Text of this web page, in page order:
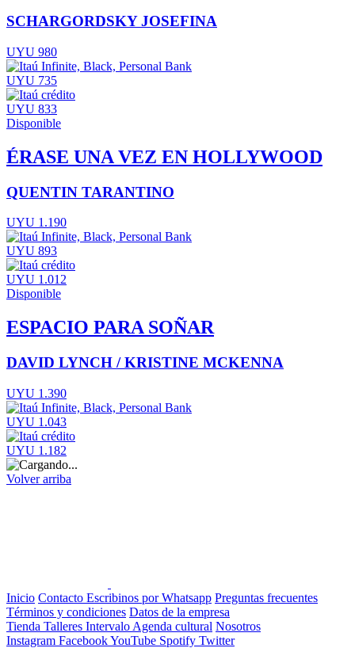
SCHARGORDSKY JOSEFINA
UYU 980
UYU 735
UYU 833
Disponible
ÉRASE UNA VEZ EN HOLLYWOOD
QUENTIN TARANTINO
UYU 1.190
UYU 893
UYU 1.012
Disponible
ESPACIO PARA SOÑAR
DAVID LYNCH / KRISTINE MCKENNA
UYU 1.390
UYU 1.043
UYU 1.182
Volver arriba
Inicio Contacto Escribinos por Whatsapp Preguntas frecuentes
Términos y condiciones Datos de la empresa
Tienda Talleres Intervalo Agenda cultural Nosotros
Instagram FacebookYouTube Spotify Twitter